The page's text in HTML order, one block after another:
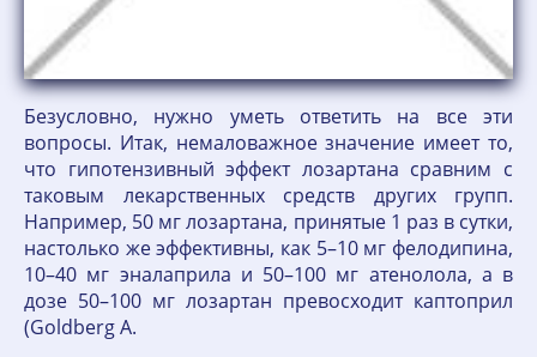
Безусловно, нужно уметь ответить на все эти
вопросы. Итак, немаловажное значение имеет то,
что гипотензивный эффект лозартана сравним с
таковым лекарственных средств других групп.
Например, 50 мг лозартана, принятые 1 раз в сутки,
настолько же эффективны, как 5–10 мг фелодипина,
10–40 мг эналаприла и 50–100 мг атенолола, а в
дозе 50–100 мг лозартан превосходит каптоприл
(Goldberg A.